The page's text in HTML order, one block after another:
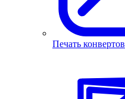
Печать конвертов